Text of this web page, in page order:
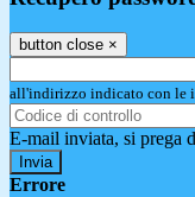
button close ×
all'indirizzo indicato con le
E-mail inviata, si prega
Errore